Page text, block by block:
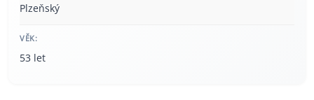
Plzeňský
VĚK:
53 let